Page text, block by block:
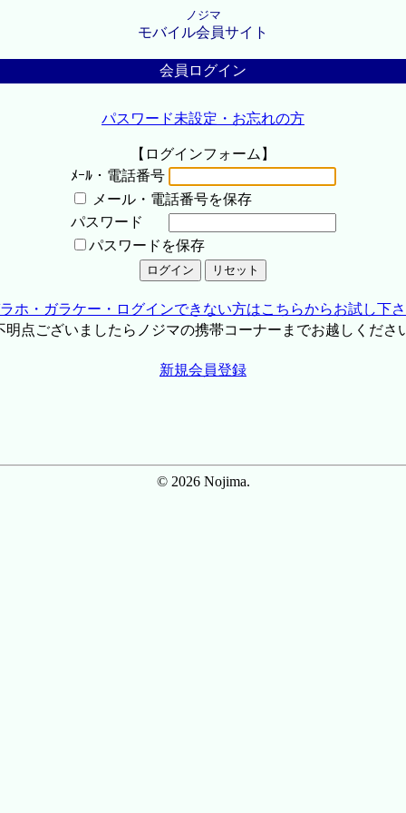
ノジマ
モバイル会員サイト
会員ログイン
パスワード未設定・お忘れの方
【ログインフォーム】
ﾒｰﾙ・電話番号
メール・電話番号を保存
パスワード
パスワードを保存
ホ・ガラケー・ログインできない方はこちらからお試し下
点ございましたらノジマの携帯コーナーまでお越しくださ
新規会員登録
© 2026 Nojima.